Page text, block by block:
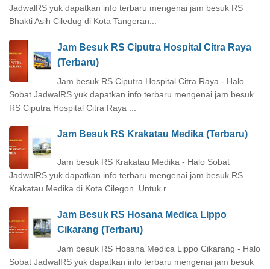
JadwalRS yuk dapatkan info terbaru mengenai jam besuk RS
Bhakti Asih Ciledug di Kota Tangeran...
Jam Besuk RS Ciputra Hospital Citra Raya
(Terbaru)
Jam besuk RS Ciputra Hospital Citra Raya - Halo
Sobat JadwalRS yuk dapatkan info terbaru mengenai jam besuk
RS Ciputra Hospital Citra Raya ...
Jam Besuk RS Krakatau Medika (Terbaru)
Jam besuk RS Krakatau Medika - Halo Sobat
JadwalRS yuk dapatkan info terbaru mengenai jam besuk RS
Krakatau Medika di Kota Cilegon. Untuk r...
Jam Besuk RS Hosana Medica Lippo
Cikarang (Terbaru)
Jam besuk RS Hosana Medica Lippo Cikarang - Halo
Sobat JadwalRS yuk dapatkan info terbaru mengenai jam besuk